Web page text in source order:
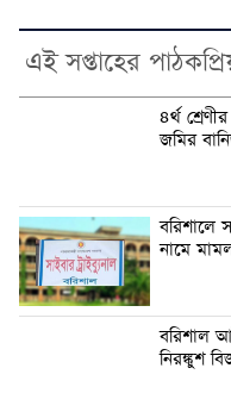
এই সপ্তাহের
৪র্থ
জমির
বরিশালে
নামে
বরিশাল
নিরঙ্কুশ